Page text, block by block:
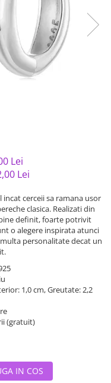
Lei
Lei
cerceii sa ramana usor
clasica. Realizati din
definit, foarte potrivit
o alegere inspirata atunci
personalitate decat un
1,0 cm, Greutate: 2,2
(gratuit)
IN COS